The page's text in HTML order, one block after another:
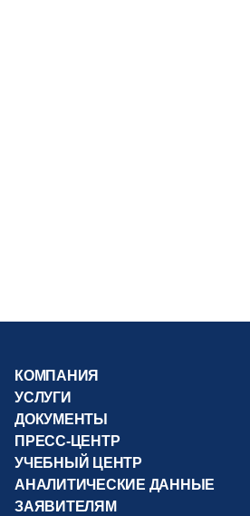
КОМПАНИЯ
УСЛУГИ
ДОКУМЕНТЫ
ПРЕСС-ЦЕНТР
УЧЕБНЫЙ ЦЕНТР
АНАЛИТИЧЕСКИЕ ДАННЫЕ
ЗАЯВИТЕЛЯМ